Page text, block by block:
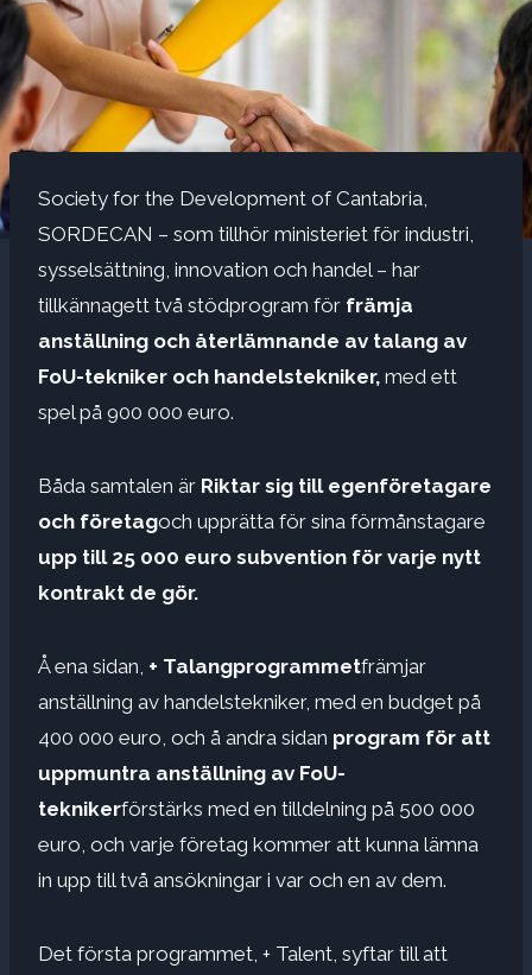
Society for the Development of Cantabria,
SORDECAN – som tillhör ministeriet för industri,
sysselsättning, innovation och handel – har
tillkännagett två stödprogram för främja
anställning och återlämnande av talang av
FoU-tekniker och handelstekniker, med ett
spel på 900 000 euro.
Båda samtalen är Riktar sig till egenföretagare
och företagoch upprätta för sina förmånstagare
upp till 25 000 euro subvention för varje nytt
kontrakt de gör.
Å ena sidan, + Talangprogrammetfrämjar
anställning av handelstekniker, med en budget på
400 000 euro, och å andra sidan program för att
uppmuntra anställning av FoU-
teknikerförstärks med en tilldelning på 500 000
euro, och varje företag kommer att kunna lämna
in upp till två ansökningar i var och en av dem.
Det första programmet, + Talent, syftar till att